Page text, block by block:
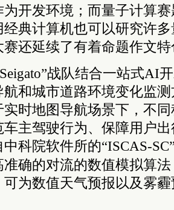
为开发环境；而量子计算
经典计算机也可以研究许
赛还延续了有着命题作文
战队结合一站式AI
和城市道路环境变化监
实时地图导航场景下，不
车主驾驶行为、保障用户
中科院软件所的“ISCAS-
确的对流的数值模拟算
为数值天气预报以及雾